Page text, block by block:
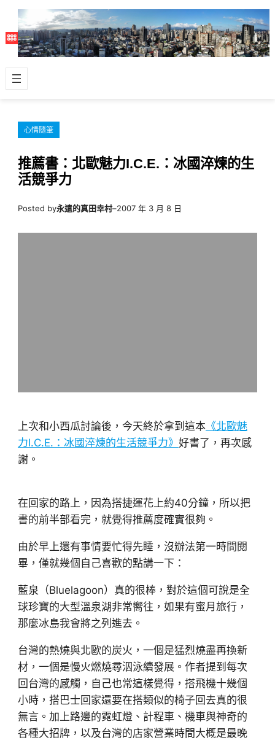
主
容
心情隨筆
推薦書：北歐魅力I.C.E.：冰國淬煉的生
活競爭力
Posted by永遠的真田幸村–2007 年 3 月 8 日
上次和小西瓜討論後，今天終於拿到這本《北歐魅
力I.C.E.：冰國淬煉的生活競爭力》 好書了，再次感
謝。
在回家的路上，因為搭捷運花上約40分鐘，所以把
書的前半部看完，就覺得推薦度確實很夠。
由於早上還有事情要忙得先睡，沒辦法第一時間閱
畢，僅就幾個自己喜歡的點講一下：
藍泉（Bluelagoon）真的很棒，對於這個可說是全
球珍寶的大型溫泉湖非常嚮往，如果有蜜月旅行，
那麼冰島我會將之列進去。
台灣的熱燒與北歐的炭火，一個是猛烈燒盡再換新
材，一個是慢火燃燒尋泅泳續發展。作者提到每次
回台灣的感觸，自己也常這樣覺得，搭飛機十幾個
小時，搭巴士回家還要在搭類似的椅子回去真的很
無言。加上路邊的霓虹燈、計程車、機車與神奇的
各種大招牌，以及台灣的店家營業時間大概是最晚